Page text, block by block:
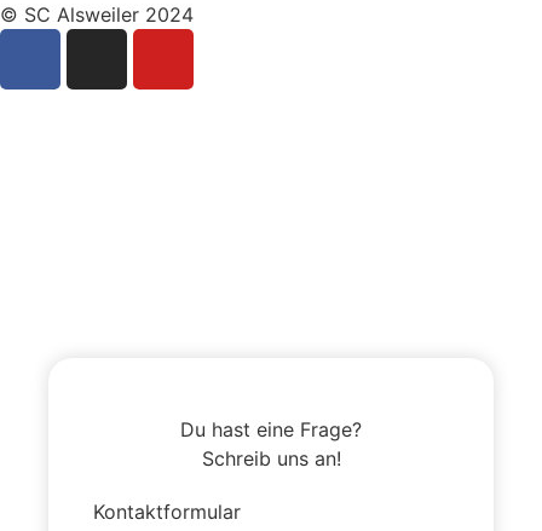
© SC Alsweiler 2024
Du hast eine Frage?
Schreib uns an!
Kontaktformular